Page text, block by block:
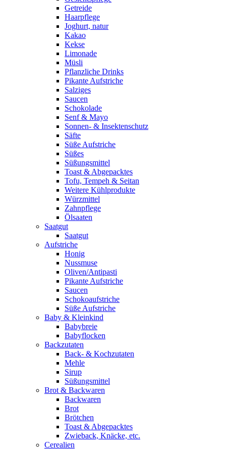
Getreide
Haarpflege
Joghurt, natur
Kakao
Kekse
Limonade
Müsli
Pflanzliche Drinks
Pikante Aufstriche
Salziges
Saucen
Schokolade
Senf & Mayo
Sonnen- & Insektenschutz
Säfte
Süße Aufstriche
Süßes
Süßungsmittel
Toast & Abgepacktes
Tofu, Tempeh & Seitan
Weitere Kühlprodukte
Würzmittel
Zahnpflege
Ölsaaten
Saatgut
Saatgut
Aufstriche
Honig
Nussmuse
Oliven/Antipasti
Pikante Aufstriche
Saucen
Schokoaufstriche
Süße Aufstriche
Baby & Kleinkind
Babybreie
Babyflocken
Backzutaten
Back- & Kochzutaten
Mehle
Sirup
Süßungsmittel
Brot & Backwaren
Backwaren
Brot
Brötchen
Toast & Abgepacktes
Zwieback, Knäcke, etc.
Cerealien